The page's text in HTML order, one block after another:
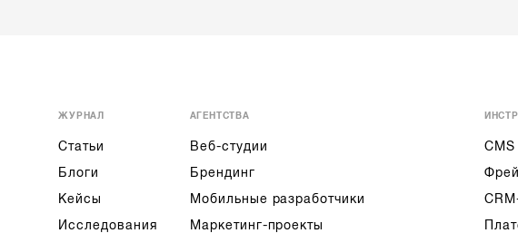
ЖУРНАЛ
Статьи
Блоги
Кейсы
Исследования
АГЕНТСТВА
Веб-студии
Брендинг
Мобильные разработчики
Маркетинг-проекты
CMS